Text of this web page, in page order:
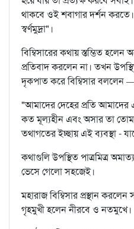
থাকবে ওই শবাগার দর্শন
স্বর্ণমুদ্রা"।
বিম্বিসারের কথায় স্তম্ভিত
প্রতিবাদ করলেন না। তখন
দৃকপাত করে বিম্বিসার বললেন
"আমাদের দেহের প্রতি
কত মূল্যহীন এবং অসার তা
তথাগতের ইচ্ছায় এই ব্যবস্থা -
কথাগুলি উপস্থিত পাত্রমিত্র
ভেসে গেলো সহজেই।
মহারাজ বিম্বিসার প্রস্থান
গৃহমুখী হলেন নীরবে ও নতমুখে।